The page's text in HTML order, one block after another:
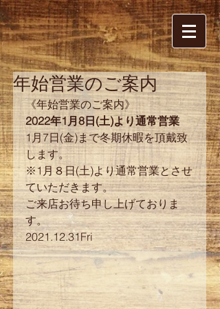
年始営業のご案内
《年始営業のご案内》
2022年1月8日(土)より通常営業
1月7日(金)まで冬期休暇を頂戴致
します。
※1月８日(土)より通常営業とさせ
ていただきます。
ご来店お待ち申し上げておりま
す。
2021.12.31Fri